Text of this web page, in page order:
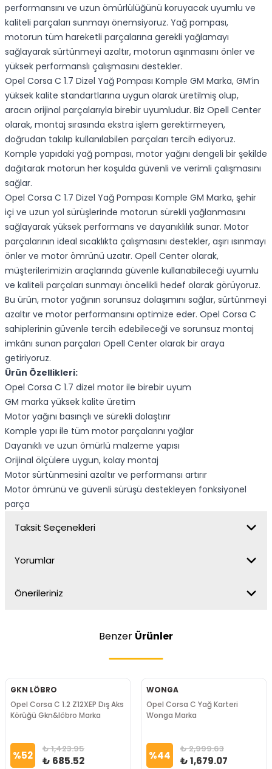
performansını ve uzun ömürlülüğünü koruyacak uyumlu ve
kaliteli parçaları sunmayı önemsiyoruz. Yağ pompası,
motorun tüm hareketli parçalarına gerekli yağlamayı
sağlayarak sürtünmeyi azaltır, motorun aşınmasını önler ve
yüksek performanslı çalışmasını destekler.
Opel Corsa C 1.7 Dizel Yağ Pompası Komple GM Marka, GM’in
yüksek kalite standartlarına uygun olarak üretilmiş olup,
aracın orijinal parçalarıyla birebir uyumludur. Biz Opell Center
olarak, montaj sırasında ekstra işlem gerektirmeyen,
doğrudan takılıp kullanılabilen parçaları tercih ediyoruz.
Komple yapıdaki yağ pompası, motor yağını dengeli bir şekilde
dağıtarak motorun her koşulda güvenli ve verimli çalışmasını
sağlar.
Opel Corsa C 1.7 Dizel Yağ Pompası Komple GM Marka, şehir
içi ve uzun yol sürüşlerinde motorun sürekli yağlanmasını
sağlayarak yüksek performans ve dayanıklılık sunar. Motor
parçalarının ideal sıcaklıkta çalışmasını destekler, aşırı ısınmayı
önler ve motor ömrünü uzatır. Opell Center olarak,
müşterilerimizin araçlarında güvenle kullanabileceği uyumlu
ve kaliteli parçaları sunmayı öncelikli hedef olarak görüyoruz.
Bu ürün, motor yağının sorunsuz dolaşımını sağlar, sürtünmeyi
azaltır ve motor performansını optimize eder. Opel Corsa C
sahiplerinin güvenle tercih edebileceği ve sorunsuz montaj
imkânı sunan parçaları Opell Center olarak bir araya
getiriyoruz.
Ürün Özellikleri:
Opel Corsa C 1.7 dizel motor ile birebir uyum
GM marka yüksek kalite üretim
Motor yağını basınçlı ve sürekli dolaştırır
Komple yapı ile tüm motor parçalarını yağlar
Dayanıklı ve uzun ömürlü malzeme yapısı
Orijinal ölçülere uygun, kolay montaj
Motor sürtünmesini azaltır ve performansı artırır
Motor ömrünü ve güvenli sürüşü destekleyen fonksiyonel
parça
Taksit Seçenekleri
Yorumlar
Önerileriniz
Benzer Ürünler
GKN LÖBRO
Opel Corsa C 1.2 Z12XEP Dış Aks
Körüğü Gkn&löbro Marka
%52 ₺ 1,423.95
₺ 685.52
WONGA
Opel Corsa C Yağ Karteri
Wonga Marka
%44 ₺ 2,999.63
₺ 1,679.07